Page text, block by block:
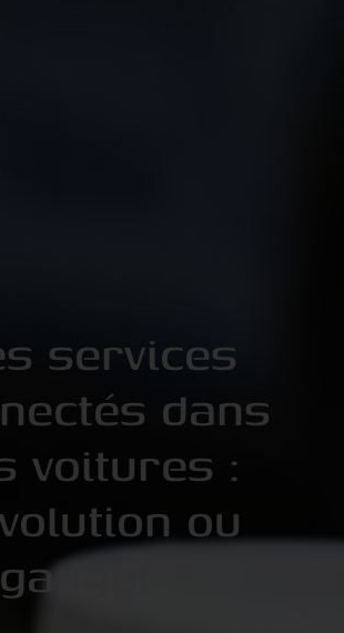
services
dans
voitures :
ou
gadget ?